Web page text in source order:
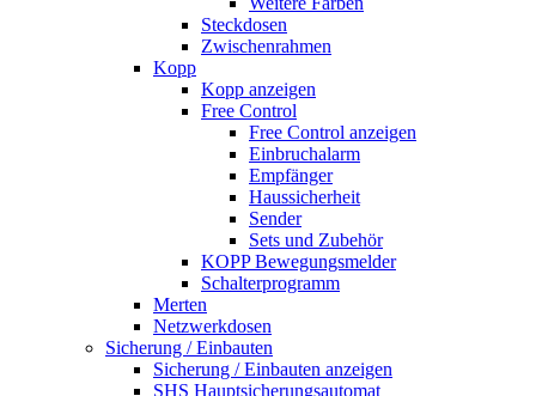
Steckdosen
Zwischenrahmen
Kopp
Kopp anzeigen
Free Control
Free Control anzeigen
Einbruchalarm
Empfänger
Haussicherheit
Sender
Sets und Zubehör
KOPP Bewegungsmelder
Schalterprogramm
Merten
Netzwerkdosen
Sicherung / Einbauten
Sicherung / Einbauten anzeigen
SHS Hauptsicherungsautomat